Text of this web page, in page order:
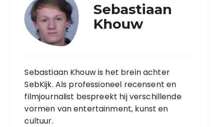
Sebastiaan
Khouw
Sebastiaan Khouw is het brein achter
SebKijk. Als professioneel recensent en
filmjournalist bespreekt hij verschillende
vormen van entertainment, kunst en
cultuur.